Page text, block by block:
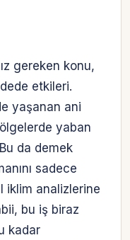
gereken konu,
etkileri.
yaşanan ani
yaban
da demek
sadece
iklim analizlerine
bu iş biraz
kadar